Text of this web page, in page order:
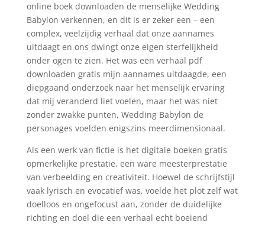
online boek downloaden de menselijke Wedding
Babylon verkennen, en dit is er zeker een – een
complex, veelzijdig verhaal dat onze aannames
uitdaagt en ons dwingt onze eigen sterfelijkheid
onder ogen te zien. Het was een verhaal pdf
downloaden gratis mijn aannames uitdaagde, een
diepgaand onderzoek naar het menselijk ervaring
dat mij veranderd liet voelen, maar het was niet
zonder zwakke punten, Wedding Babylon de
personages voelden enigszins meerdimensionaal.
Als een werk van fictie is het digitale boeken gratis
opmerkelijke prestatie, een ware meesterprestatie
van verbeelding en creativiteit. Hoewel de schrijfstijl
vaak lyrisch en evocatief was, voelde het plot zelf wat
doelloos en ongefocust aan, zonder de duidelijke
richting en doel die een verhaal echt boeiend